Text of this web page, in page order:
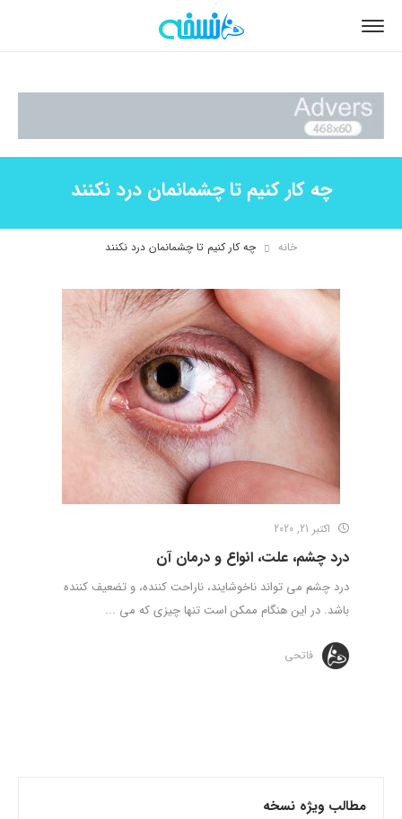
چه کار کنیم تا چشمانمان درد نکنند
خانه چه کار کنیم تا چشمانمان درد نکنند
اکتبر 21, 2020
درد چشم، علت، انواع و درمان آن
درد چشم می ‌تواند ناخوشایند، ناراحت کننده، و تضعیف ‌کننده
باشد. در این هنگام ممکن است تنها چیزی که می ...
فاتحی
مطالب ویژه نسخه